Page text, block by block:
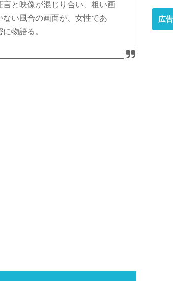
と映像が混じり合い、粗い画
い風合の画面が、女性であ
物語る。
広告